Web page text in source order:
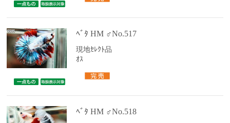
ﾍﾞﾀ HM ♂No.517
現地ｾﾚｸﾄ品
ｵｽ
ﾍﾞﾀ HM ♂No.518